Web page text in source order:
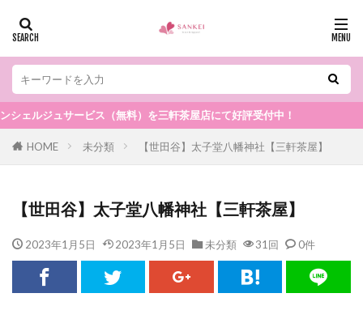
ジュサービス（無料）を三軒茶屋店にて好評受付中！
HOME 未分類 【世田谷】太子堂八幡神社【三軒茶屋】
【世田谷】太子堂八幡神社【三軒茶屋】
2023年1月5日 2023年1月5日 未分類 31回 0件